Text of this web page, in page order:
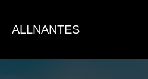
contenu
ALLNANTES